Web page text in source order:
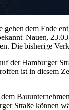
dem Ende
Nauen,
Die bisherige
der Hamburger
ist in diesem
Straße können